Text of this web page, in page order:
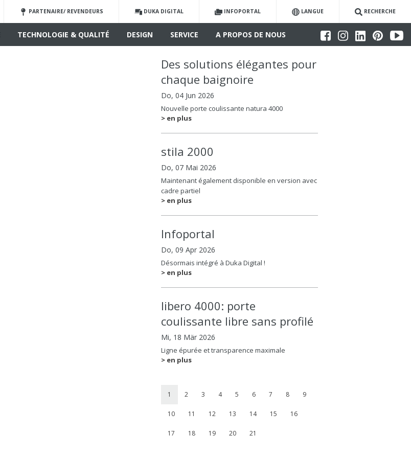
PARTENAIRE/ REVENDEURS DUKA DIGITAL INFOPORTAL LANGUE RECHERCHE
TECHNOLOGIE & QUALITÉ DESIGN SERVICE A PROPOS DE NOUS
Des solutions élégantes pour
chaque baignoire
Do, 04 Jun 2026
Nouvelle porte coulissante natura 4000
> en plus
stila 2000
Do, 07 Mai 2026
Maintenant également disponible en version avec
cadre partiel
> en plus
Infoportal
Do, 09 Apr 2026
Désormais intégré à Duka Digital !
> en plus
libero 4000: porte
coulissante libre sans profilé
Mi, 18 Mär 2026
Ligne épurée et transparence maximale
> en plus
1 2 3 4 5 6 7 8 9
10 11 12 13 14 15 16
17 18 19 20 21